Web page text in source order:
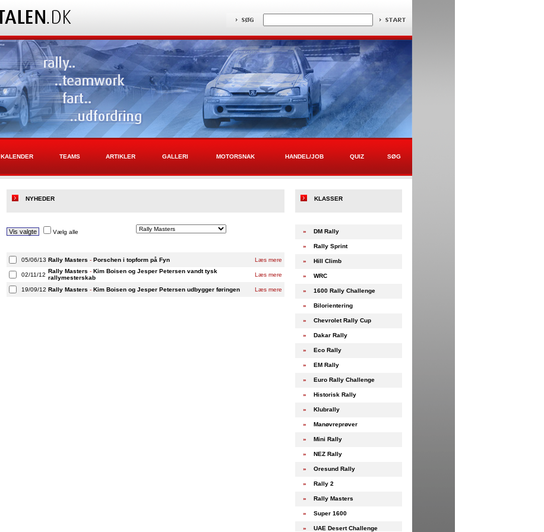
KALENDER TEAMS ARTIKLER GALLERI MOTORSNAK HANDEL/JOB QUIZ SØG
NYHEDER
Vælg alle
05/06/13 Rally Masters - Porschen i topform på Fyn Læs mere
02/11/12
Rally Masters - Kim Boisen og Jesper Petersen vandt tysk
rallymesterskab
Læs mere
19/09/12 Rally Masters - Kim Boisen og Jesper Petersen udbygger føringen Læs mere
KLASSER
» DM Rally
» Rally Sprint
» Hill Climb
» WRC
» 1600 Rally Challenge
» Bilorientering
» Chevrolet Rally Cup
» Dakar Rally
» Eco Rally
» EM Rally
» Euro Rally Challenge
» Historisk Rally
» Klubrally
» Manøvreprøver
» Mini Rally
» NEZ Rally
» Oresund Rally
» Rally 2
» Rally Masters
» Super 1600
» UAE Desert Challenge